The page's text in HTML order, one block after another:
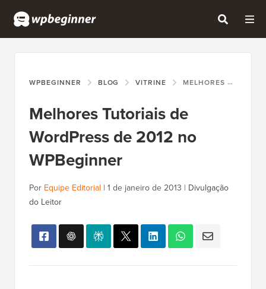
WPBEGINNER BLOG VITRINE MELHORES TUTORIAIS DE WORDPRESS DE 2012 NO WPBEGINNER
Melhores Tutoriais de
WordPress de 2012 no
WPBeginner
Por Equipe Editorial | 1 de janeiro de 2013 | Divulgação
do Leitor